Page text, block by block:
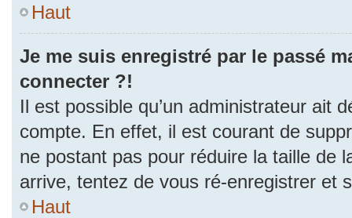
Haut
Je me suis enregistré par le passé
connecter ?!
Il est possible qu’un administrateur ait
compte. En effet, il est courant de
ne postant pas pour réduire la taille de
arrive, tentez de vous ré-enregistrer et
Haut